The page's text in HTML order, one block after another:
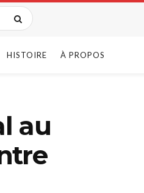
HISTOIRE À PROPOS
au